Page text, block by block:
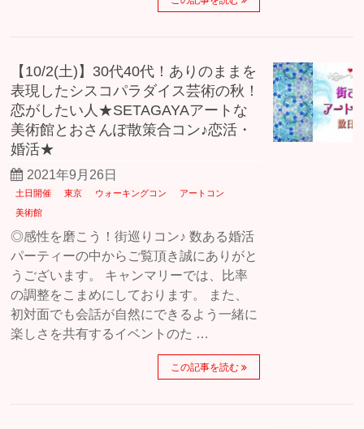
【10/2(土)】30代40代！ありのままを
表現したシスコパラダイス芸術の秋！
恋がしたい人★SETAGAYAアートな
美術館とおさんぽ散策合コン♪恋活・
婚活★
2021年9月26日
土日開催 東京 ウォーキングコン
アートコン
美術館
◎感性を磨こう！街巡りコン♪ 数ある婚活
パーティーの中からご覧頂き誠にありがと
うございます。 キャンマリーでは、比率
の調整をこまめにしております。 また、
初対面でも会話が自然にできるよう一緒に
楽しさを共有するイベントのた …
この記事を読む